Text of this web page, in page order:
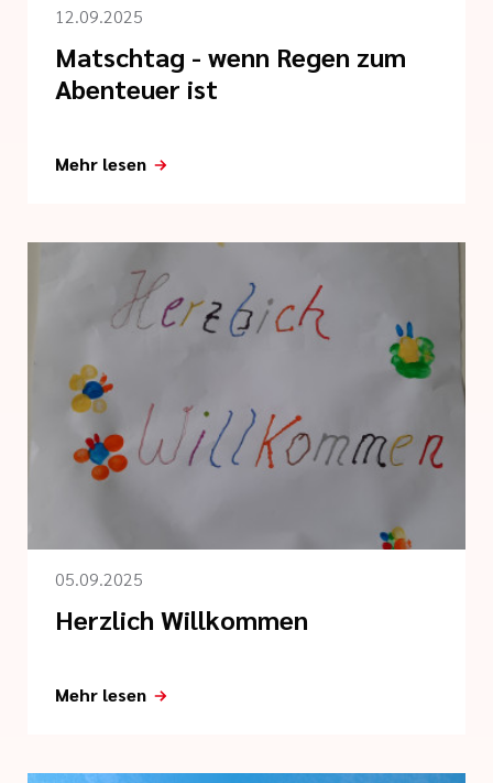
12.09.2025
Matschtag - wenn Regen zum
Abenteuer ist
Mehr lesen
05.09.2025
Herzlich Willkommen
Mehr lesen